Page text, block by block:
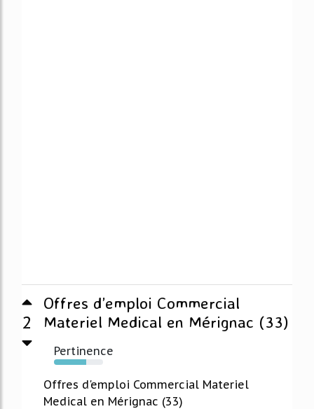
2
Offres d’emploi Commercial
Materiel Medical en Mérignac (33)
Pertinence
66%
Offres d'emploi Commercial Materiel
Medical en Mérignac (33)